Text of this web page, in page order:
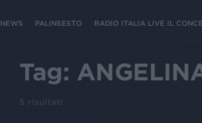
NEWS PALINSESTO RADIO ITALIA LIVE IL
Tag:
5 risultati